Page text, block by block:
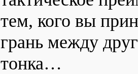
тем, кого вы
грань между
тонка…